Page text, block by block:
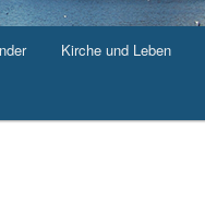
Kirche und Leben